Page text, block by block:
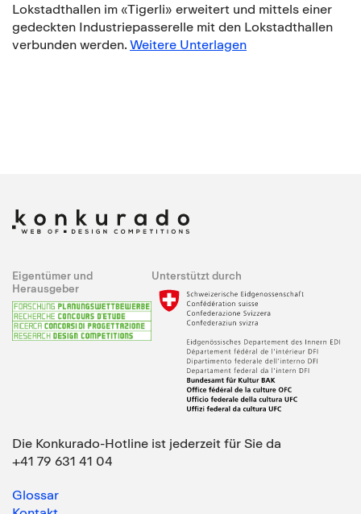
Lokstadthallen im «Tigerli» erweitert und mittels einer
gedeckten Industriepasserelle mit den Lokstadthallen
verbunden werden. Weitere Unterlagen
Eigentümer und
Herausgeber
Unterstützt durch
Die Konkurado-Hotline ist jederzeit für Sie da
+41 79 631 41 04
Glossar